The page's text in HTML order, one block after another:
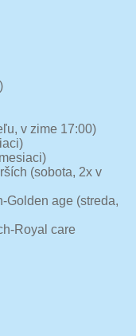
v zime 17:00)
(sobota, 2x v
Golden age (streda,
Royal care